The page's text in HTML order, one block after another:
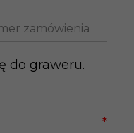
zamówienia
do graweru.
*